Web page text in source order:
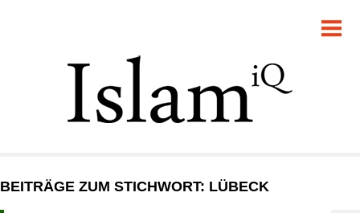
GESELLSCHAFT
STARTSEITE
BEITRÄGE ZUM STICHWORT: LÜBECK